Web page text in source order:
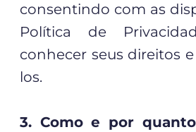
consentindo com as
Política de
conhecer seus direitos
los.
3. Como e por